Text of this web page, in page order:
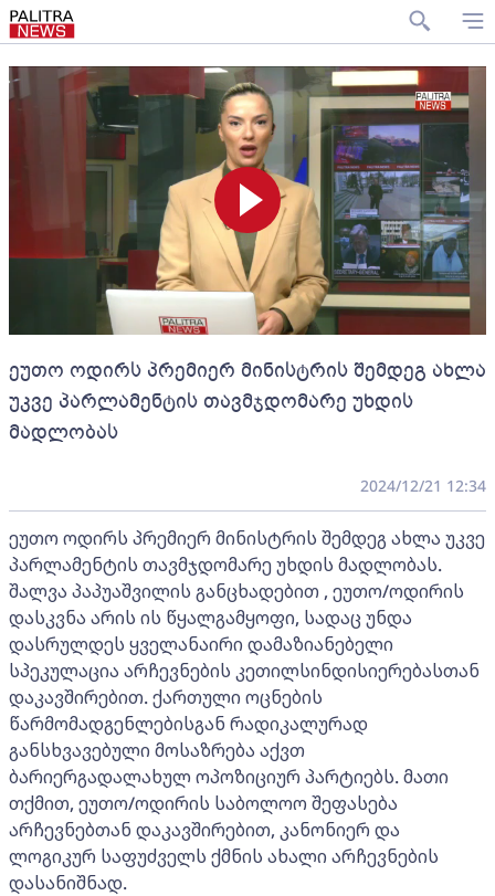
ეუთო ოდირს პრემიერ მინისტრის შემდეგ ახლა
უკვე პარლამენტის თავმჯდომარე უხდის
მადლობას
2024/12/21 12:34
ეუთო ოდირს პრემიერ მინისტრის შემდეგ ახლა უკვე
პარლამენტის თავმჯდომარე უხდის მადლობას.
შალვა პაპუაშვილის განცხადებით , ეუთო/ოდირის
დასკვნა არის ის წყალგამყოფი, სადაც უნდა
დასრულდეს ყველანაირი დამაზიანებელი
სპეკულაცია არჩევნების კეთილსინდისიერებასთან
დაკავშირებით. ქართული ოცნების
წარმომადგენლებისგან რადიკალურად
განსხვავებული მოსაზრება აქვთ
ბარიერგადალახულ ოპოზიციურ პარტიებს. მათი
თქმით, ეუთო/ოდირის საბოლოო შეფასება
არჩევნებთან დაკავშირებით, კანონიერ და
ლოგიკურ საფუძველს ქმნის ახალი არჩევნების
დასანიშნად.